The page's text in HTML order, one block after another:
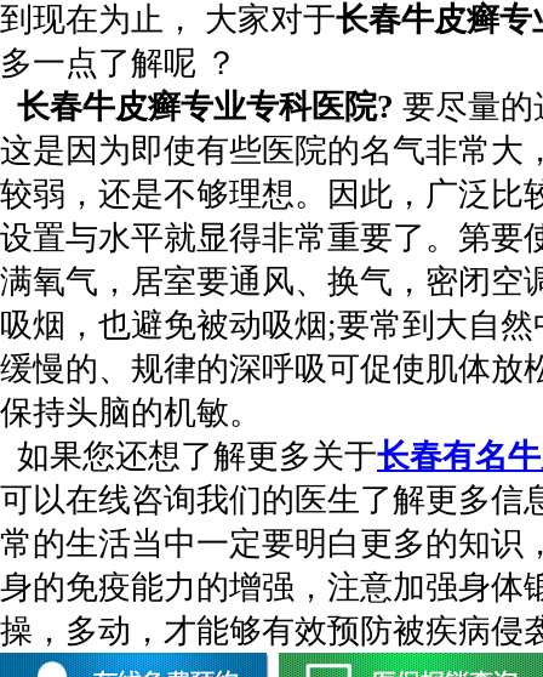
到现在为止， 大家对于长春牛皮癣专
多一点了解呢 ？
长春牛皮癣专业专科医院? 要尽量的
这是因为即使有些医院的名气非常大
较弱，还是不够理想。因此，广泛比
设置与水平就显得非常重要了。第要
满氧气，居室要通风、换气，密闭空
吸烟，也避免被动吸烟;要常到大自
缓慢的、规律的深呼吸可促使肌体放
保持头脑的机敏。
如果您还想了解更多关于长春有名
可以在线咨询我们的医生了解更多信
常的生活当中一定要明白更多的知识
身的免疫能力的增强，注意加强身体
操，多动，才能够有效预防被疾病侵